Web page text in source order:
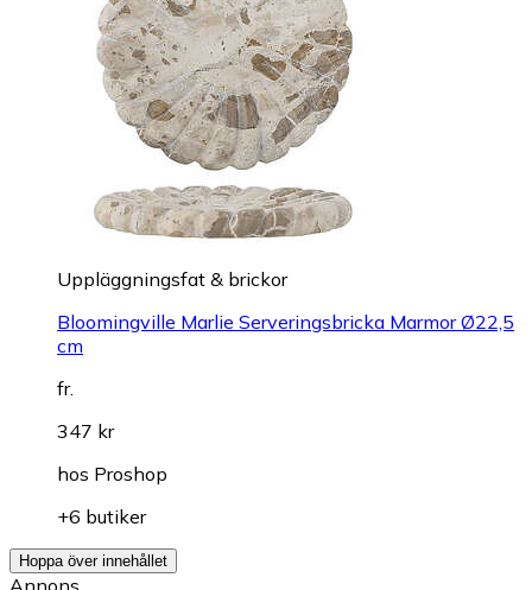
Uppläggningsfat & brickor
Bloomingville Marlie Serveringsbricka Marmor Ø22,5
cm
fr.
347 kr
hos Proshop
+6 butiker
Hoppa över innehållet
Annons